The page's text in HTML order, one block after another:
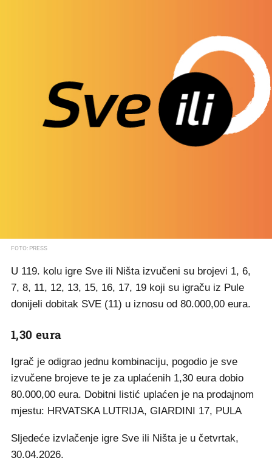
FOTO: PRESS
U 119. kolu igre Sve ili Ništa izvučeni su brojevi 1, 6,
7, 8, 11, 12, 13, 15, 16, 17, 19 koji su igraču iz Pule
donijeli dobitak SVE (11) u iznosu od 80.000,00 eura.
1,30 eura
Igrač je odigrao jednu kombinaciju, pogodio je sve
izvučene brojeve te je za uplaćenih 1,30 eura dobio
80.000,00 eura. Dobitni listić uplaćen je na prodajnom
mjestu: HRVATSKA LUTRIJA, GIARDINI 17, PULA
Sljedeće izvlačenje igre Sve ili Ništa je u četvrtak,
30.04.2026.